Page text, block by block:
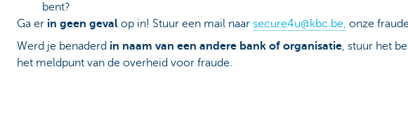
Ondernemers
bent?
Ga er in geen geval op in! Stuur een mail naar secure4u@kbc.be, onze
Werd je benaderd in naam van een andere bank of organisatie, stuur het
het meldpunt van de overheid voor fraude.